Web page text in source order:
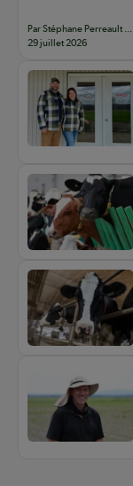
Par Stéphane Perreault ...
29 juillet 2026